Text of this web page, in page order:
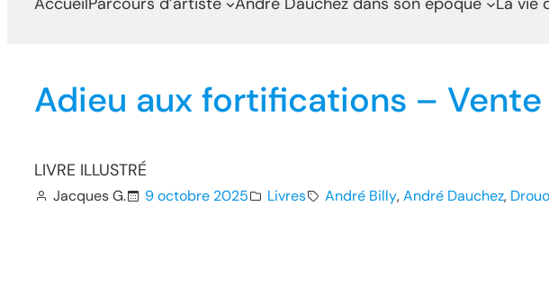
Adieu aux fortifications –
LIVRE ILLUSTRÉ
Jacques G. 9 octobre 2025 Livres André Billy, André Dauchez,